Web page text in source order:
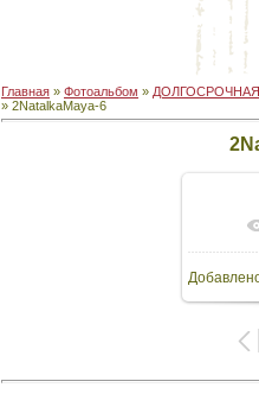
Главная » Фотоальбом »
» 2NatalkaMaya-6